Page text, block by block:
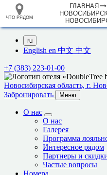
ЧТО РЯДОМ
ГЛАВНАЯ
Гостиница
Novosibirsk"
Инфраструктура
Автомобильная
Автомойка (67)
Автопарковка
Автопрокат (15)
Аквапарк (2)
Аппартаменты
Аптека (416)
Аэропорт,
+
–
33.105265